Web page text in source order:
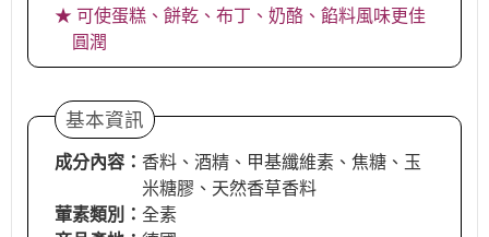
★ 可使蛋糕、餅乾、布丁、奶酪、餡料風味更佳
圓潤
基本資訊
成分內容： 香料、酒精、甲基纖維素、焦糖、玉
米糖膠、天然香草香料
葷素類別： 全素